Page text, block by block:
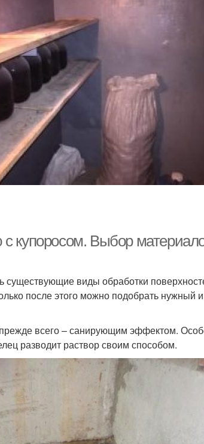
с купоросом. Выбор
существующие виды обработки
после этого можно подобрать нужный
всего – санирующим эффектом.
разводит раствор своим способом.